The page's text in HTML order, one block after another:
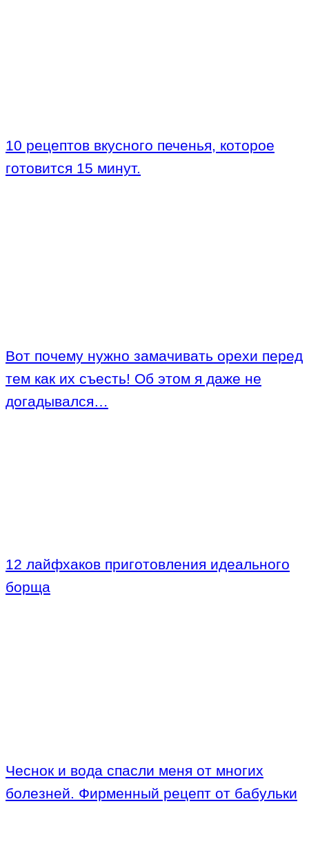
10 рецептов вкусного печенья, которое
готовится 15 минут.
Вот почему нужно замачивать орехи перед
тем как их съесть! Об этом я даже не
догадывался…
12 лайфхаков приготовления идеального
борща
Чеснок и вода спасли меня от многих
болезней. Фирменный рецепт от бабульки